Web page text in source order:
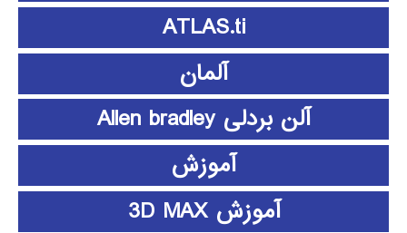
ATLAS.ti
آلمان
آلن بردلی Allen bradley
آموزش
آموزش 3D MAX